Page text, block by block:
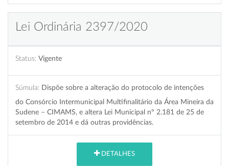
Lei Ordinária 2397/2020
Status: Vigente
Súmula: Dispõe sobre a alteração do protocolo de intenções
do Consórcio Intermunicipal Multifinalitário da Área Mineira da
Sudene – CIMAMS, e altera Lei Municipal nº 2.181 de 25 de
setembro de 2014 e dá outras providências.
DETALHES